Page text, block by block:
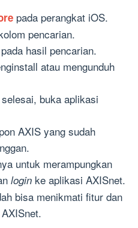
pada perangkat iOS.
pencarian.
hasil pencarian.
atau mengunduh
buka aplikasi
AXIS yang sudah
untuk merampungkan
login ke aplikasi AXISnet.
bisa menikmati fitur dan